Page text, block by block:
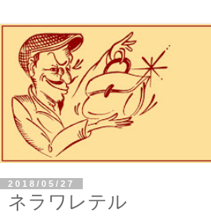
2018/05/27
ネラワレテル